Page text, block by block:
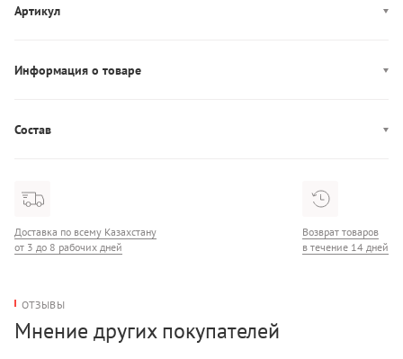
Артикул
Информация о товаре
Состав
Доставка по всему Казахстану
от 3 до 8 рабочих дней
Возврат товаров
в течение 14 дней
ОТЗЫВЫ
Мнение других покупателей